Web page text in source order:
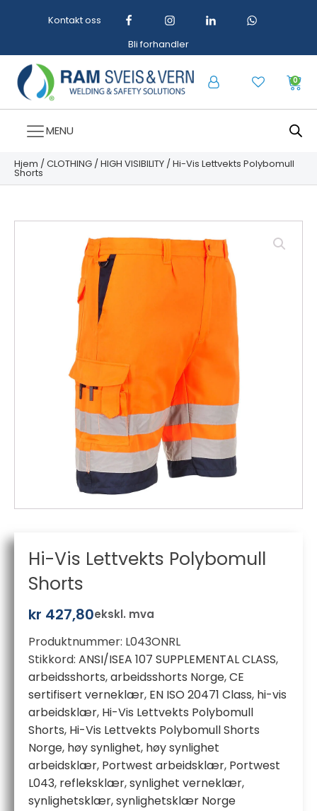
Kontakt oss
Bli forhandler
0
MENU
Hjem /CLOTHING /HIGH VISIBILITY / Hi-Vis Lettvekts Polybomull
Shorts
Hi-Vis Lettvekts Polybomull
Shorts
kr 427,80ekskl. mva
Produktnummer: L043ONRL
Stikkord: ANSI/ISEA 107 SUPPLEMENTAL CLASS,
arbeidsshorts,arbeidsshorts Norge,CE
sertifisert verneklær, EN ISO 20471 Class, hi-vis
arbeidsklær, Hi-Vis Lettvekts Polybomull
Shorts, Hi-Vis Lettvekts Polybomull Shorts
Norge, høy synlighet, høy synlighet
arbeidsklær, Portwest arbeidsklær, Portwest
L043, refleksklær,synlighet verneklær,
synlighetsklær,synlighetsklær Norge